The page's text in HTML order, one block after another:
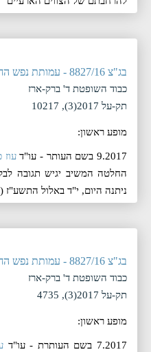
בג"צ 8827/16 - עמותת נפש החיים נ' המנהל האזרחי באיו"ש
כבוד השופטת ד' ברק-ארז
תק-על 2017(3), 10217
מופע ראשון:
9.2017 בשם העותר - עו"ד עוז
ניתנה היום, ‏י"ד באלול התשע"ז (‏5.9.2017).
בג"צ 8827/16 - עמותת נפש החיים נ' המנהל האזרחי באיו"ש
כבוד השופטת ד' ברק-ארז
תק-על 2017(3), 4735
מופע ראשון:
7.2017 בשם העותרת - עו"ד